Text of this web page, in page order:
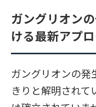
ガングリオン
ける最新アプ
ガングリオンの発
きりと解明されて